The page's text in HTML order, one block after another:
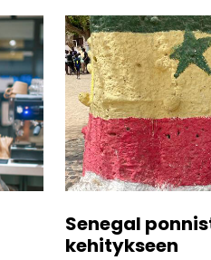
Senegal
kehitykseen